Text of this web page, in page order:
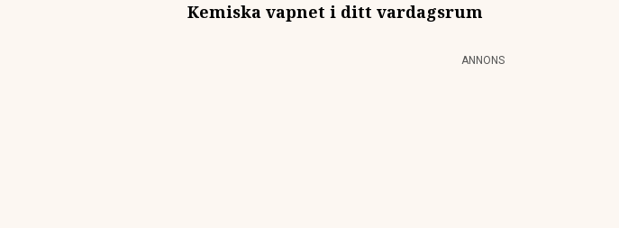
Kemiska vapnet i ditt vardagsrum
ANNONS